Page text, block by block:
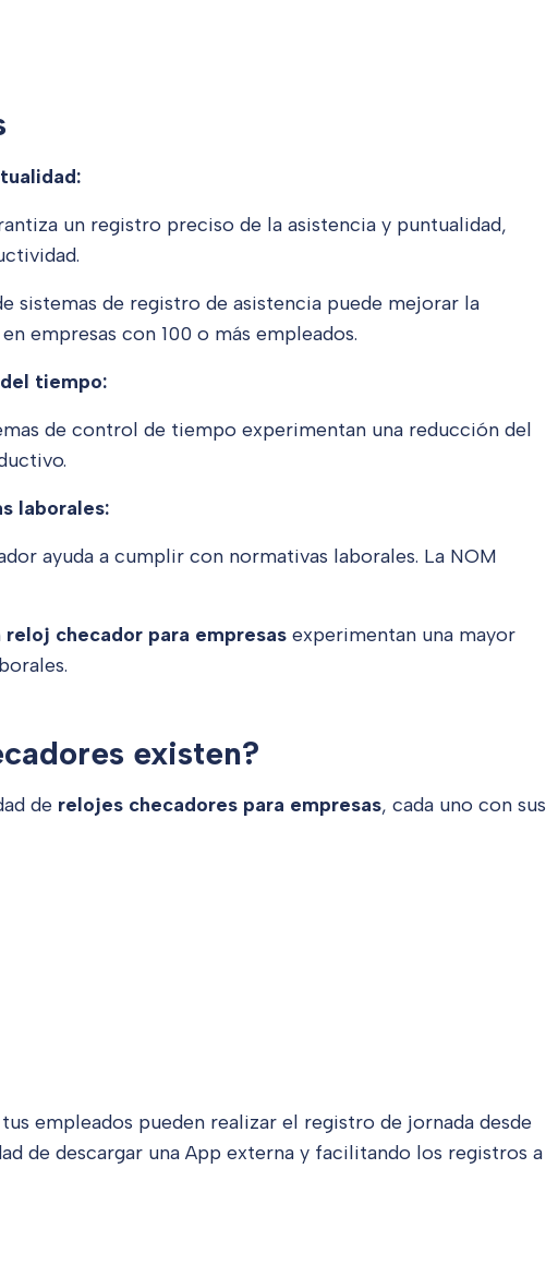
un registro preciso de la asistencia y puntualidad,
sistemas de registro de asistencia puede mejorar la
empresas con 100 o más empleados.
tiempo:
de control de tiempo experimentan una reducción del
laborales:
ayuda a cumplir con normativas laborales. La NOM
reloj checador para empresas experimentan una mayor
existen?
de relojes checadores para empresas, cada uno con sus
tus empleados pueden realizar el registro de jornada desde
de descargar una App externa y facilitando los registros a